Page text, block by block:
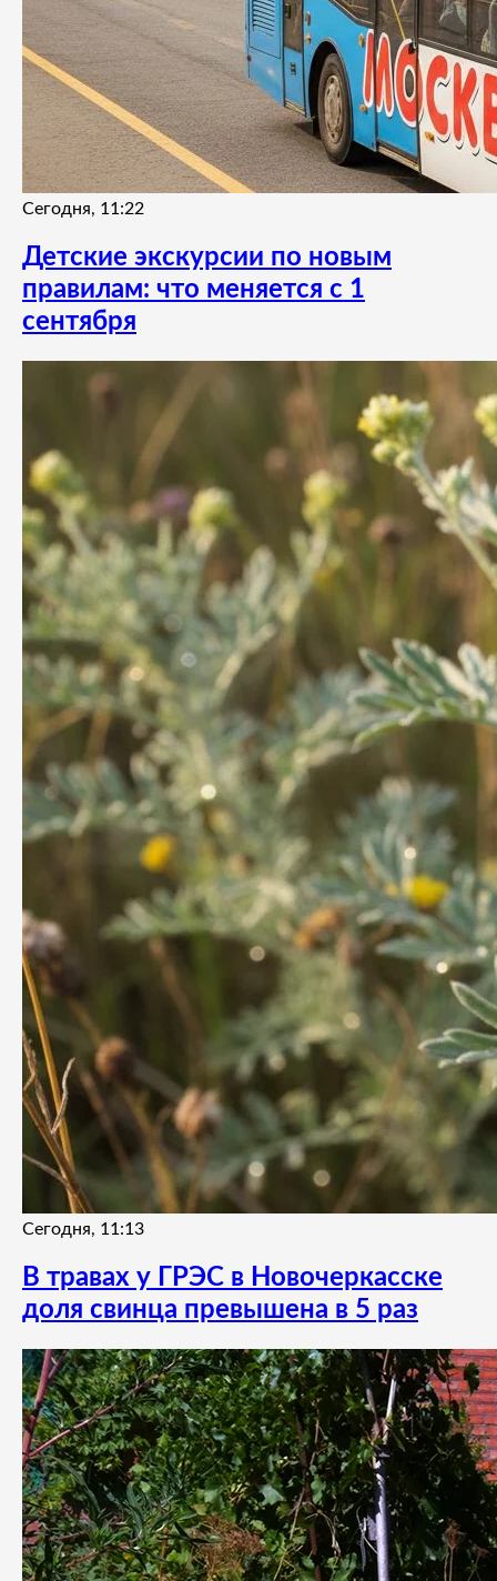
Сегодня, 11:22
Детские экскурсии по новым
правилам: что меняется с 1
сентября
Сегодня, 11:13
В травах у ГРЭС в Новочеркасске
доля свинца превышена в 5 раз